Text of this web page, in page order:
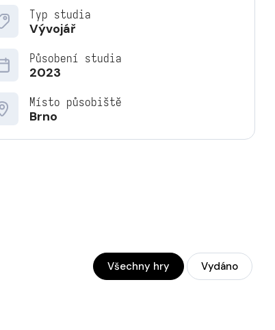
Typ studia
Vývojář
Působení studia
2023
Místo působiště
Brno
Všechny hry Vydáno